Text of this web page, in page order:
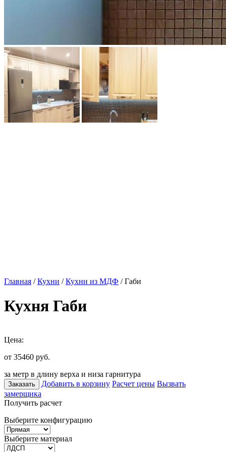
Главная /Кухни /Кухни из МДФ / Габи
Кухня Габи
Цена:
от 35460 руб.
за метр в длину верха и низа гарнитура
Заказать Добавить в корзину Расчет цены Вызвать
замерщика
Получить расчет
Выберите конфигурацию
Выберите материал